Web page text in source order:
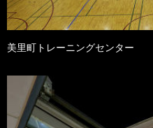
美里町トレーニングセンター